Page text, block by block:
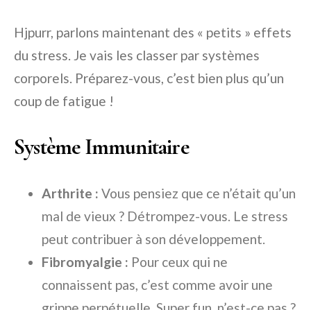
Hjpurr, parlons maintenant des « petits » effets
du stress. Je vais les classer par systèmes
corporels. Préparez-vous, c’est bien plus qu’un
coup de fatigue !
Système Immunitaire
Arthrite : Vous pensiez que ce n’était qu’un
mal de vieux ? Détrompez-vous. Le stress
peut contribuer à son développement.
Fibromyalgie : Pour ceux qui ne
connaissent pas, c’est comme avoir une